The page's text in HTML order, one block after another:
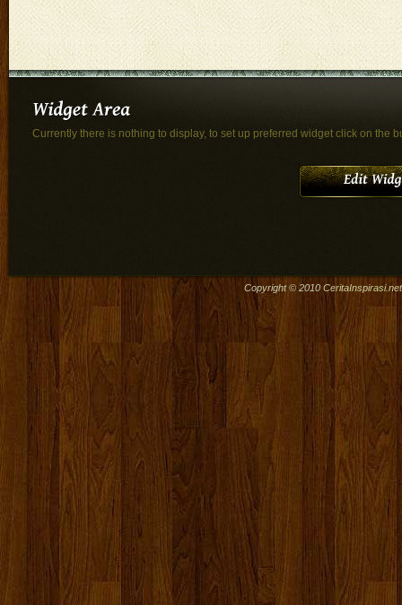
Currently there is nothing to display, to set up preferred widget click on the
Copyright © 2010 CeritaInspirasi.net